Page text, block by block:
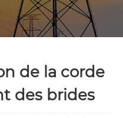
de la corde
des brides